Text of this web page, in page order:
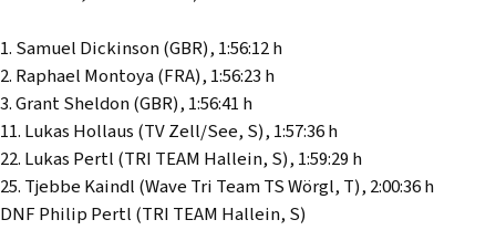
1. Samuel Dickinson (GBR), 1:56:12 h
2. Raphael Montoya (FRA), 1:56:23 h
3. Grant Sheldon (GBR), 1:56:41 h
11. Lukas Hollaus (TV Zell/See, S), 1:57:36 h
22. Lukas Pertl (TRI TEAM Hallein, S), 1:59:29 h
25. Tjebbe Kaindl (Wave Tri Team TS Wörgl, T), 2:00:36 h
DNF Philip Pertl (TRI TEAM Hallein, S)